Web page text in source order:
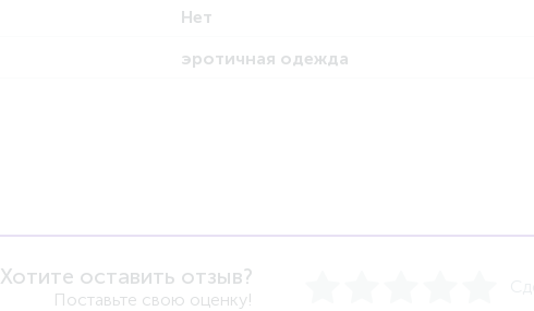
Нет
эротичная одежда
Хотите оставить отзыв?
Поставьте свою оценку!